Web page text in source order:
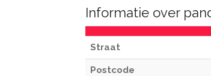
Informatie over
Straat
Postcode